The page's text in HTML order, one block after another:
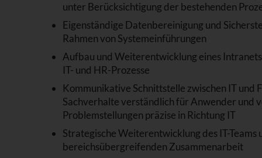
unter Berücksichtigung der bestehenden
Eigenständige Datenbereinigung und
Rahmen von Systemeinführungen
Aufbau und Weiterentwicklung eines
IT- und HR-Prozesse
Kommunikative Schnittstelle zwischen IT und
Sachverhalte verständlich für Anwender und
Problemstellungen präzise in Richtung IT
Strategische Weiterentwicklung des IT-Teams
bereichsübergreifenden Zusammenarbeit